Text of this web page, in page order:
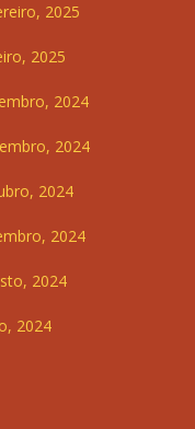
2025
2025
2024
2024
2024
2024
2024
2024